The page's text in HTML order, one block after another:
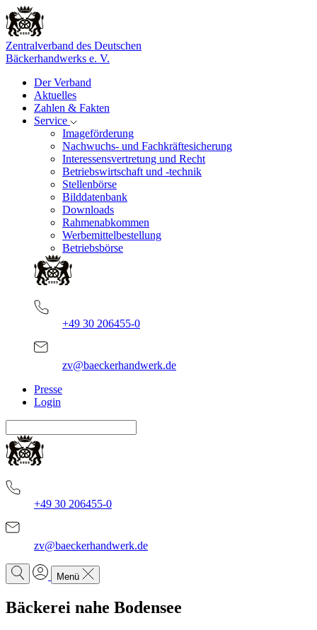
Zentralverband des Deutschen
Bäckerhandwerks e. V.
Der Verband
Aktuelles
Zahlen & Fakten
Service
Imageförderung
Nachwuchs- und Fachkräftesicherung
Interessensvertretung und Recht
Betriebswirtschaft und -technik
Stellenbörse
Bilddatenbank
Downloads
Rahmenabkommen
Werbemittelbestellung
Betriebsbörse
+49 30 206455-0
zv@baeckerhandwerk.de
Presse
Login
+49 30 206455-0
zv@baeckerhandwerk.de
Menü
Bäckerei nahe Bodensee